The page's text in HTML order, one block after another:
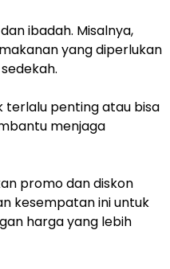
ibadah. Misalnya,
yang diperlukan
terlalu penting atau bisa
menjaga
promo dan diskon
kesempatan ini untuk
harga yang lebih